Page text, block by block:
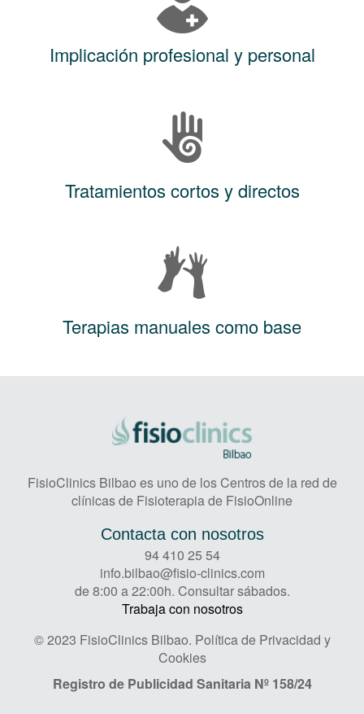
Implicación profesional y personal
Tratamientos cortos y directos
Terapias manuales como base
FisioClinics Bilbao es uno de los Centros de la red de
clínicas de Fisioterapia de FisioOnline
Contacta con nosotros
94 410 25 54
info.bilbao@fisio-clinics.com
de 8:00 a 22:00h. Consultar sábados.
Trabaja con nosotros
© 2023 FisioClinics Bilbao. Política de Privacidad y
Cookies
Registro de Publicidad SanitariaNº 158/24